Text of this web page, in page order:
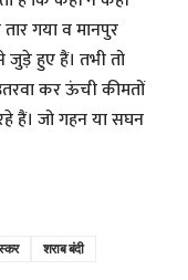
गया व मानपुर
हुए हैं। तभी तो
कर ऊंची कीमतों
हैं। जो गहन या सघन
शराब बंदी